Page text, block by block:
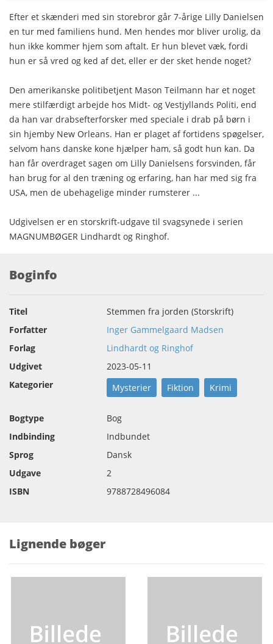
Efter et skænderi med sin storebror går 7-årige Lilly Danielsen
en tur med familiens hund. Men hendes mor bliver urolig, da
hun ikke kommer hjem som aftalt. Er hun blevet væk, fordi
hun er så vred og ked af det, eller er der sket hende noget?
Den amerikanske politibetjent Mason Teilmann har et noget
mere stilfærdigt arbejde hos Midt- og Vestjyllands Politi, end
da han var drabsefterforsker med speciale i drab på børn i
sin hjemby New Orleans. Han er plaget af fortidens spøgelser,
selvom hans danske kone hjælper ham, så godt hun kan. Da
han får overdraget sagen om Lilly Danielsens forsvinden, får
han brug for al den træning og erfaring, han har med sig fra
USA, men de ubehagelige minder rumsterer ...
Udgivelsen er en storskrift-udgave til svagsynede i serien
MAGNUMBØGER Lindhardt og Ringhof.
Boginfo
Titel
Stemmen fra jorden (Storskrift)
Forfatter
Inger Gammelgaard Madsen
Forlag
Lindhardt og Ringhof
Udgivet
2023-05-11
Kategorier
Mysterier Fiktion Krimi
Bogtype
Bog
Indbinding
Indbundet
Sprog
Dansk
Udgave
2
ISBN
9788728496084
Lignende bøger